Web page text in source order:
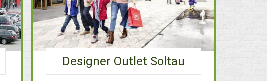
Designer Outlet Soltau